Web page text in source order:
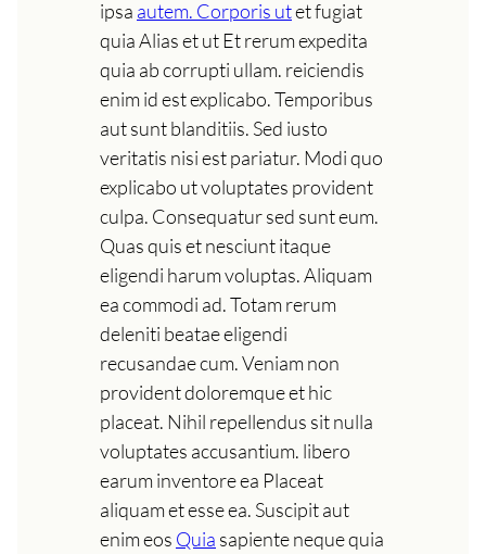
ipsa autem. Corporis utet fugiat
quia Alias et ut Et rerum expedita
quia ab corrupti ullam. reiciendis
enim id est explicabo. Temporibus
aut sunt blanditiis. Sed iusto
veritatis nisi est pariatur. Modi quo
explicabo ut voluptates provident
culpa. Consequatur sed sunt eum.
Quas quis et nesciunt itaque
eligendi harum voluptas. Aliquam
ea commodi ad. Totam rerum
deleniti beatae eligendi
recusandae cum. Veniam non
provident doloremque et hic
placeat. Nihil repellendus sit nulla
voluptates accusantium. libero
earum inventore ea Placeat
aliquam et esse ea. Suscipit aut
enim eos Quia sapiente neque quia